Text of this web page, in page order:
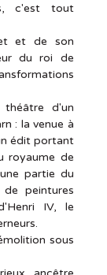
c'est tout
et de son
du roi de
d'un
: la venue à
édit portant
royaume de
partie du
peintures
IV, le
sous